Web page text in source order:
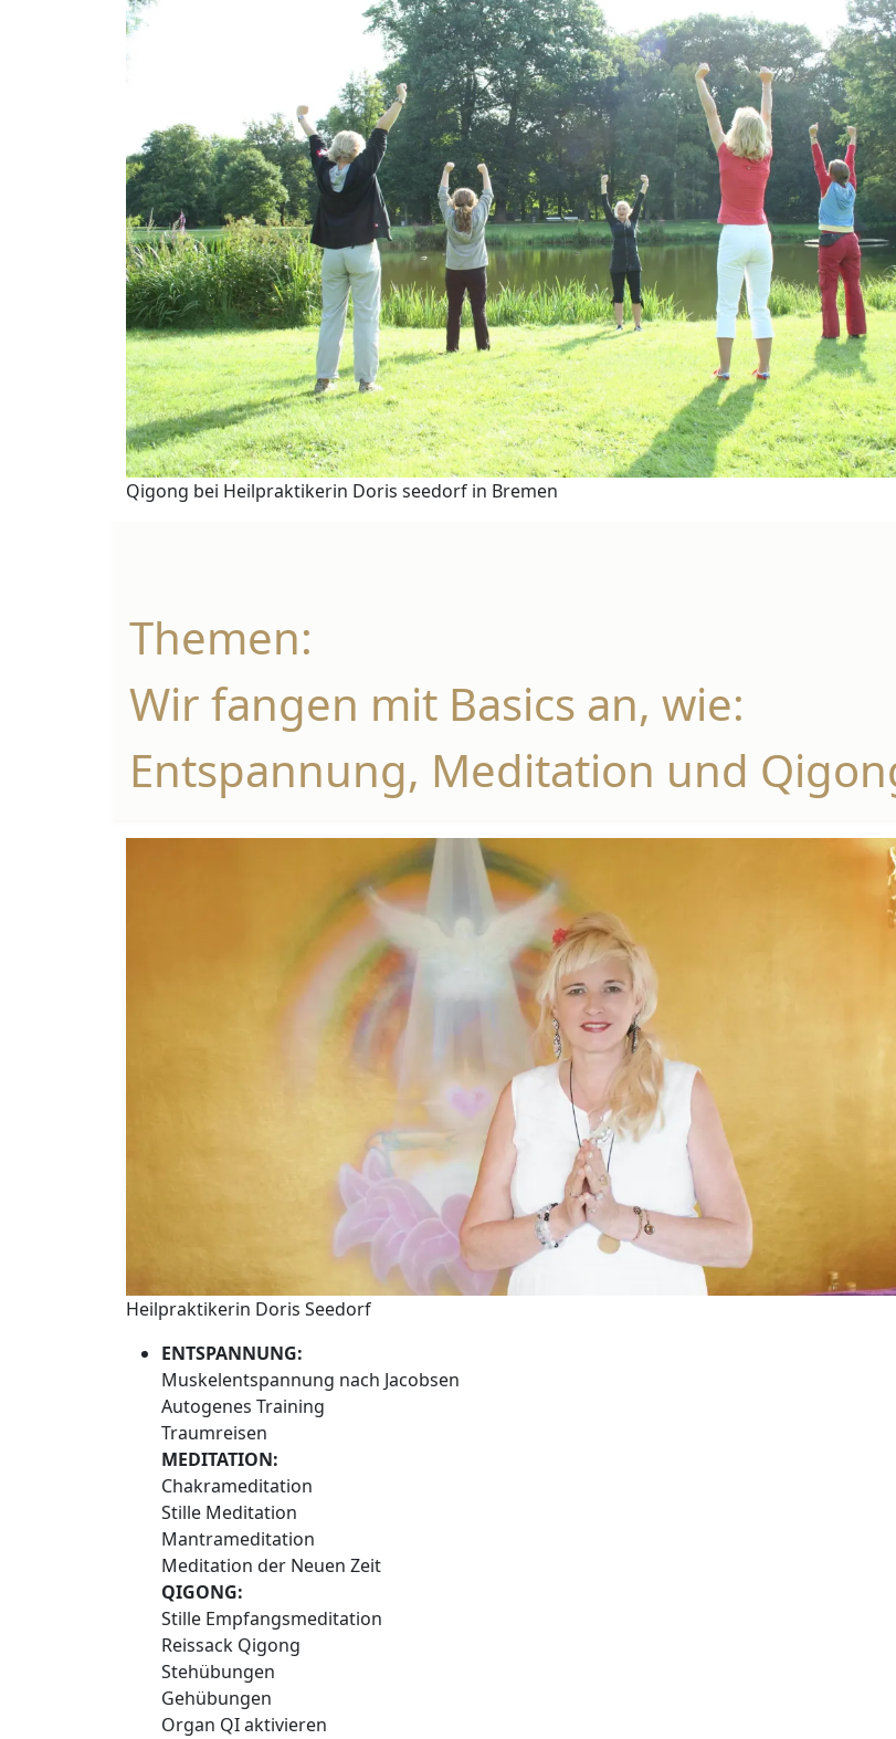
Qigong bei Heilpraktikerin Doris seedorf in Bremen
Themen:
Wir fangen mit Basics an, wie:
Entspannung, Meditation und
Heilpraktikerin Doris Seedorf
ENTSPANNUNG:
Muskelentspannung nach Jacobsen
Autogenes Training
Traumreisen
MEDITATION:
Chakrameditation
Stille Meditation
Mantrameditation
Meditation der Neuen Zeit
QIGONG:
Stille Empfangsmeditation
Reissack Qigong
Stehübungen
Gehübungen
Organ QI aktivieren